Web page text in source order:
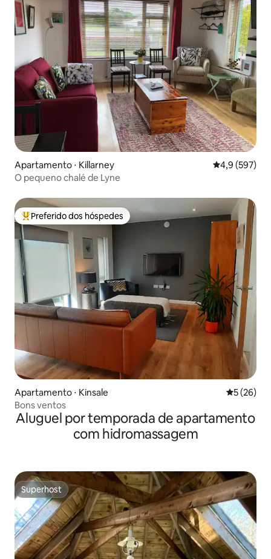
Apartamento ⋅ Killarney 4,9 de uma
4,9 (597)
O pequeno chalé de Lyne
Entre os melhores preferidos dos hóspedes
Preferido dos hóspedes
Apartamento ⋅ Kinsale 5 de uma
5 (26)
Bons ventos
Aluguel por temporada de apartamento
com hidromassagem
Superhost
Superhost